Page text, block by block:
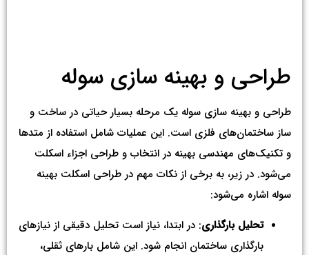
طراحی و بهینه سازی سوله
طراحی و بهینه سازی سوله یک مرحله بسیار حیاتی در ساخت و
ساز ساختمان‌های فلزی است. این عملیات شامل استفاده از متدها
و تکنیک‌های مهندسی بهینه در انتخاب و طراحی اجزاء اسکلت
می‌شود. در زیر، به برخی از نکات مهم در طراحی اسکلت بهینه
سوله اشاره می‌شود:
تحلیل بارگذاری: در ابتدا، نیاز است تحلیل دقیقی از نیازهای
بارگذاری ساختمان انجام شود. این شامل بارهای ثقلی،